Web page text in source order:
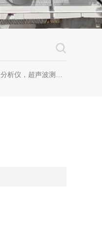
，超声波测漏仪。